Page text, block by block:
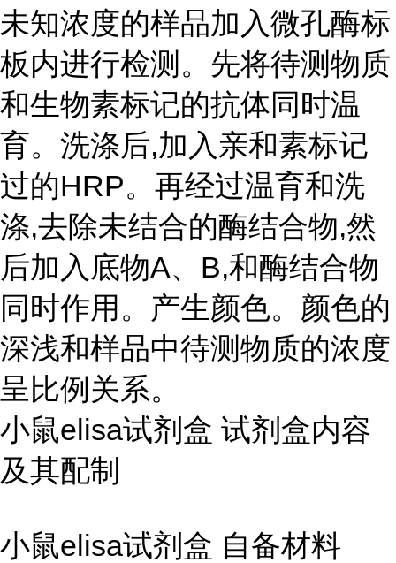
未知浓度的样品加入微孔酶标
板内进行检测。先将待测物质
和生物素标记的抗体同时温
育。洗涤后,加入亲和素标记
过的HRP。再经过温育和洗
涤,去除未结合的酶结合物,然
后加入底物A、B,和酶结合物
同时作用。产生颜色。颜色的
深浅和样品中待测物质的浓度
呈比例关系。
小鼠elisa试剂盒 试剂盒内容
及其配制
小鼠elisa试剂盒 自备材料